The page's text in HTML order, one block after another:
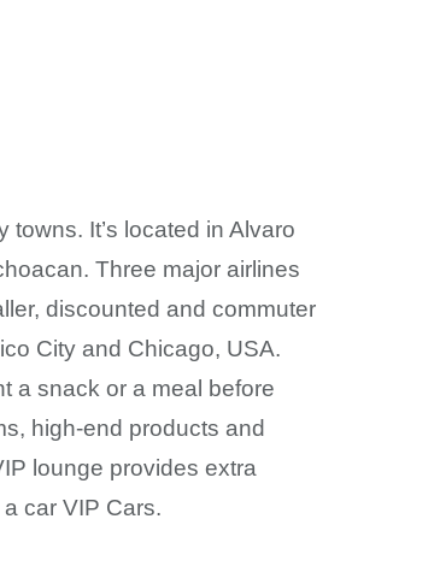
It’s located in Alvaro
Three major airlines
discounted and commuter
City and Chicago, USA.
a snack or a meal before
high-end products and
lounge provides extra
car VIP Cars.